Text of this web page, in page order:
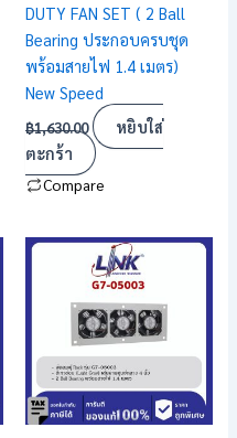
DUTY FAN SET ( 2 Ball
Bearing ประกอบครบชุด
พร้อมสายไฟ 1.4 เมตร)
New Speed
฿1,630.00
หยิบใส่
ตะกร้า
Compare